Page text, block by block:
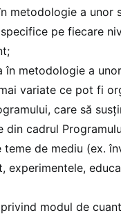
metodologie a unor
pe fiecare
în metodologie a
variate ce pot fi
care să
din cadrul
teme de mediu (ex.
experimentele,
modul de